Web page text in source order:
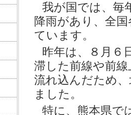
我が国では、毎
降雨があり、全
ています。
昨年は、８月６
滞した前線や前
流れ込んだため
ました。
特に、熊本県で